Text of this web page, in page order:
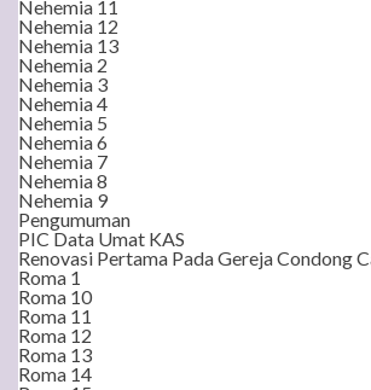
Nehemia 11
Nehemia 12
Nehemia 13
Nehemia 2
Nehemia 3
Nehemia 4
Nehemia 5
Nehemia 6
Nehemia 7
Nehemia 8
Nehemia 9
Pengumuman
PIC Data Umat KAS
Renovasi Pertama Pada Gereja Condong
Roma 1
Roma 10
Roma 11
Roma 12
Roma 13
Roma 14